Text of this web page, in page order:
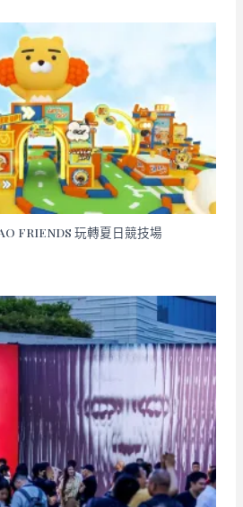
FRIENDS 玩轉夏日競技場